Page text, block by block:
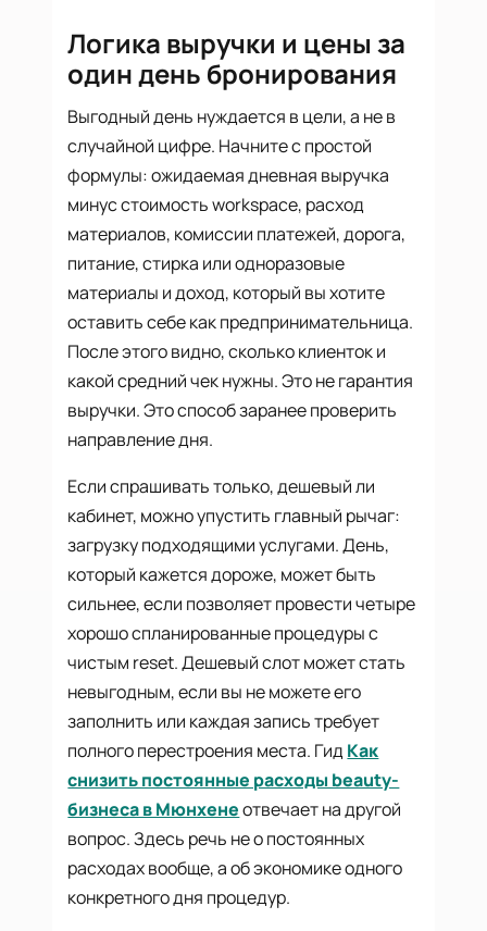
Логика выручки и цены за
один день бронирования
Выгодный день нуждается в цели, а не в
случайной цифре. Начните с простой
формулы: ожидаемая дневная выручка
минус стоимость workspace, расход
материалов, комиссии платежей, дорога,
питание, стирка или одноразовые
материалы и доход, который вы хотите
оставить себе как предпринимательница.
После этого видно, сколько клиенток и
какой средний чек нужны. Это не гарантия
выручки. Это способ заранее проверить
направление дня.
Если спрашивать только, дешевый ли
кабинет, можно упустить главный рычаг:
загрузку подходящими услугами. День,
который кажется дороже, может быть
сильнее, если позволяет провести четыре
хорошо спланированные процедуры с
чистым reset. Дешевый слот может стать
невыгодным, если вы не можете его
заполнить или каждая запись требует
полного перестроения места. Гид Как
снизить постоянные расходы beauty-
бизнеса в Мюнхенеотвечает на другой
вопрос. Здесь речь не о постоянных
расходах вообще, а об экономике одного
конкретного дня процедур.